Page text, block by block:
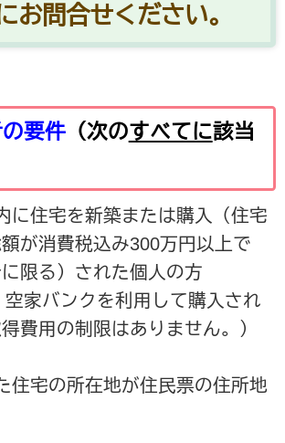
お問合せください。
要件（次のすべてに該当
に住宅を新築または購入（住宅
が消費税込み300万円以上で
限る）された個人の方
家バンクを利用して購入され
費用の制限はありません。）
住宅の所在地が住民票の住所地